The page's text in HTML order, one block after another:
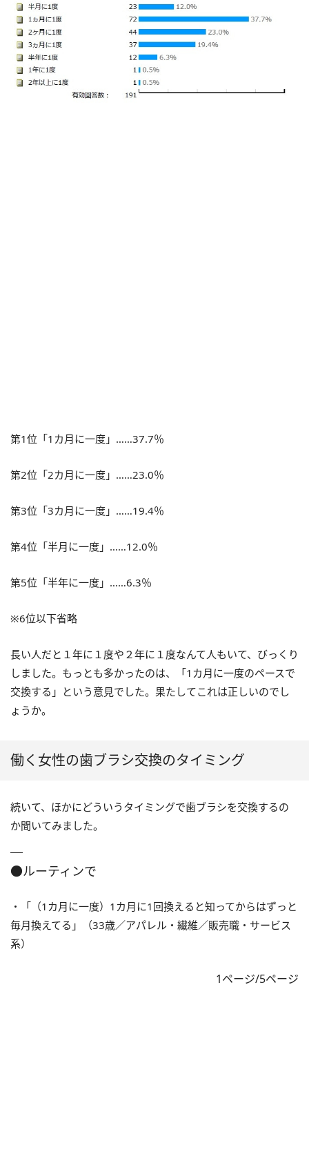
第1位「1カ月に一度」……37.7％
第2位「2カ月に一度」……23.0％
第3位「3カ月に一度」……19.4％
第4位「半月に一度」……12.0％
第5位「半年に一度」……6.3％
※6位以下省略
長い人だと１年に１度や２年に１度なんて人もいて、びっくり
しました。もっとも多かったのは、「1カ月に一度のペースで
交換する」という意見でした。果たしてこれは正しいのでし
ょうか。
働く女性の歯ブラシ交換のタイミング
続いて、ほかにどういうタイミングで歯ブラシを交換するの
か聞いてみました。
●ルーティンで
・「（1カ月に一度）1カ月に1回換えると知ってからはずっと
毎月換えてる」（33歳／アパレル・繊維／販売職・サービス
系）
1ページ/5ページ